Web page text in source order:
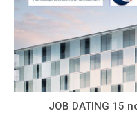
JOB DATING 15